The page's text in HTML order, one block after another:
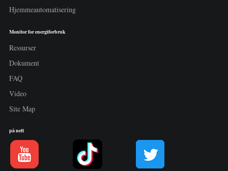
Hjemmeautomatisering
Monitor for energiforbruk
Ressurser
Dokument
FAQ
Video
Site Map
på nett